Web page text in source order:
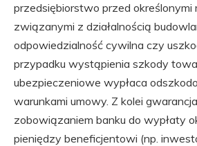
przedsiębiorstwo przed określonymi
związanymi z działalnością
odpowiedzialność cywilna czy
przypadku wystąpienia szkody
ubezpieczeniowe wypłaca
warunkami umowy. Z kolei
zobowiązaniem banku do wypłaty
pieniędzy beneficjentowi (np.